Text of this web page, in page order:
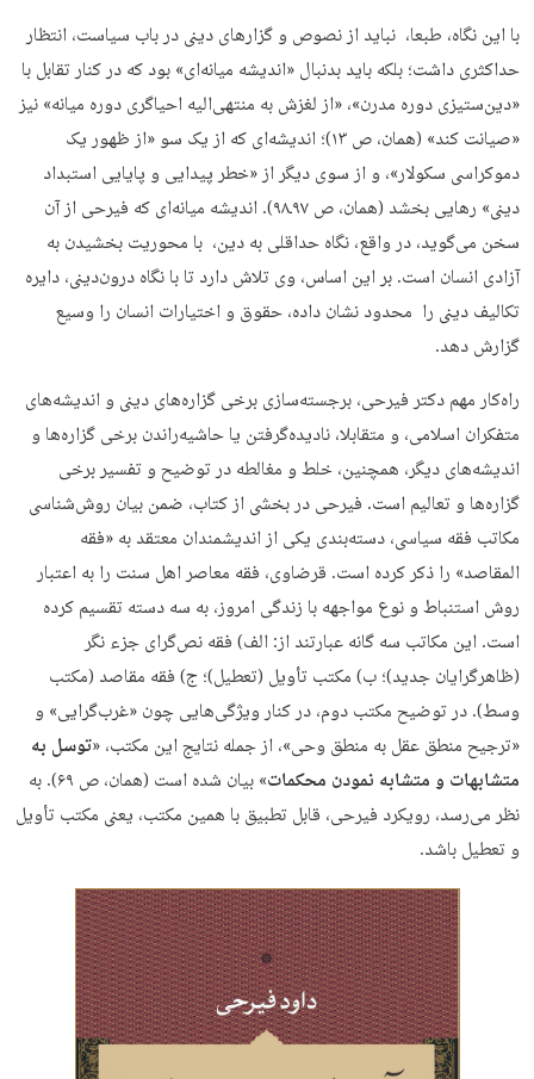
با این نگاه، طبعا، نباید از نصوص و گزار‌های دینی در باب سیاست، انتظار
حداکثری داشت؛ بلکه باید بدنبال «اندیشه میانه‌ای» بود که در کنار تقابل با
«دین‌ستیزی دوره مدرن»، «از لغزش به منتهی‌الیه احیاگری دوره میانه» نیز
«صیانت کند» (همان، ص ۱۳)؛ اندیشه‌ای که از یک سو «از ظهور یک
دموکراسی سکولار»، و از سوی دیگر از «خطر پیدایی و پایایی استبداد
دینی» ‌رهایی‌ بخشد (همان، ص ۹۷ـ۹۸). اندیشه میانه‌ای که فیرحی از آن
سخن می‌گوید، در واقع، نگاه حداقلی به دین، با محوریت بخشیدن به
آزادی انسان است. بر این اساس، وی تلاش دارد تا با نگاه درون‌دینی، دایره
تکالیف دینی را محدود نشان ‌داده، حقوق و اختیارات انسان را وسیع
گزارش دهد.
راه‌کار مهم دکتر فیرحی، برجسته‌سازی برخی گزاره‌های دینی و اندیشه‌های
متفکران اسلامی، و متقابلا، نادیده‌گرفتن یا حاشیه‌راندن برخی گزاره‌ها و
ا‌ندیشه‌های دیگر، همچنین، خلط و مغالطه در توضیح و تفسیر برخی
گزاره‌ها و تعالیم است. فیرحی در بخشی از کتاب، ضمن بیان روش‌شناسی
مکاتب فقه سیاسی، دسته‌بندی یکی از اندیشمندان معتقد به «فقه
المقاصد» را ذکر کرده است. قرضاوی، فقه معاصر اهل سنت را به اعتبار
روش استنباط و نوع مواجهه با زندگی امروز،‌ به سه دسته تقسیم کرده
است. این مکاتب سه گانه عبارتند از: الف) فقه نص‌گرای جزء نگر
(ظاهرگرایان جدید)؛ ب) مکتب تأویل (تعطیل)؛ ج) فقه مقاصد (مکتب
وسط). در توضیح مکتب دوم، در کنار ویژگی‌هایی چون «غرب‌گرایی» و
«ترجیح منطق عقل به منطق وحی»، از جمله نتایج این مکتب، «توسل به
متشابهات و متشابه نمودن محکمات
» بیان شده است (همان، ص ۶۹). به
نظر می‌رسد، رویکرد فیرحی، قابل تطبیق با همین مکتب، یعنی مکتب تأویل
و تعطیل باشد.